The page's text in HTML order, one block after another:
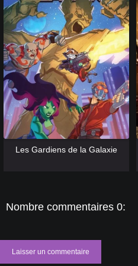
Les Gardiens de la Galaxie
Nombre commentaires 0:
Laisser un commentaire